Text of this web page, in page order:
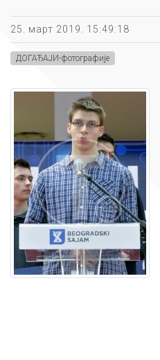
25. март 2019. 15:49:18
ДОГАЂАЈИ-фотографије